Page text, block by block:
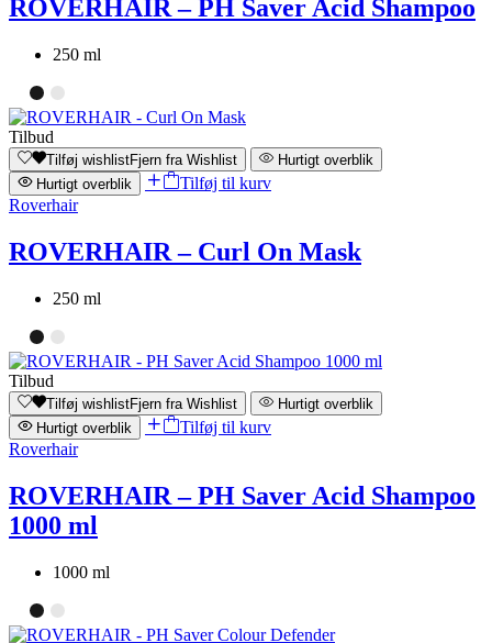
ROVERHAIR – PH Saver Acid Shampoo
250 ml
Tilbud
Tilføj wishlistFjern fra Wishlist
Hurtigt overblik
Hurtigt overblik
Tilføj til kurv
Roverhair
ROVERHAIR – Curl On Mask
250 ml
Tilbud
Tilføj wishlistFjern fra Wishlist
Hurtigt overblik
Hurtigt overblik
Tilføj til kurv
Roverhair
ROVERHAIR – PH Saver Acid Shampoo
1000 ml
1000 ml